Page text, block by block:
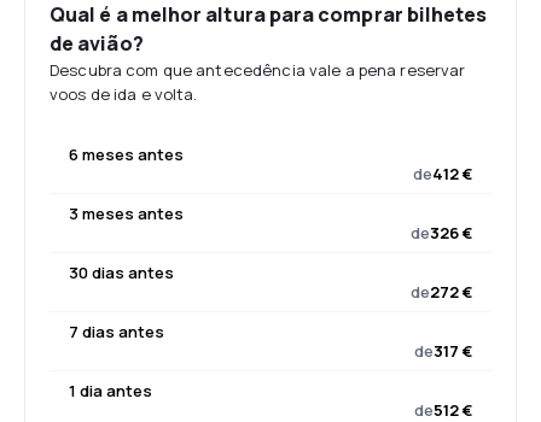
Qual é a melhor altura para comprar bilhetes
de avião?
Descubra com que antecedência vale a pena reservar
voos de ida e volta.
6 meses antes
de412 €
3 meses antes
de326 €
30 dias antes
de272 €
7 dias antes
de317 €
1 dia antes
de512 €